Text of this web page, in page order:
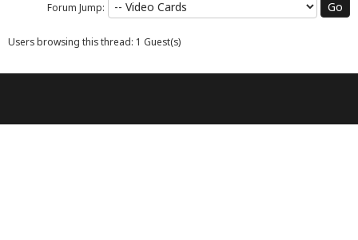
Forum Jump:
Users browsing this thread: 1 Guest(s)